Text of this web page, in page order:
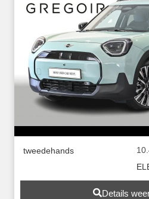
tweedehands
Details